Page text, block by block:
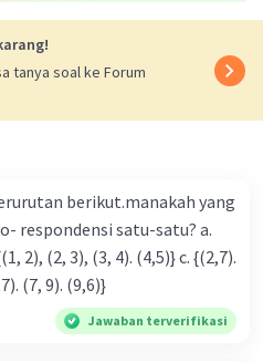
tanya soal ke Forum
berikut.manakah yang
a.
(5,7). (7, 9). (9,6)}
Jawaban terverifikasi